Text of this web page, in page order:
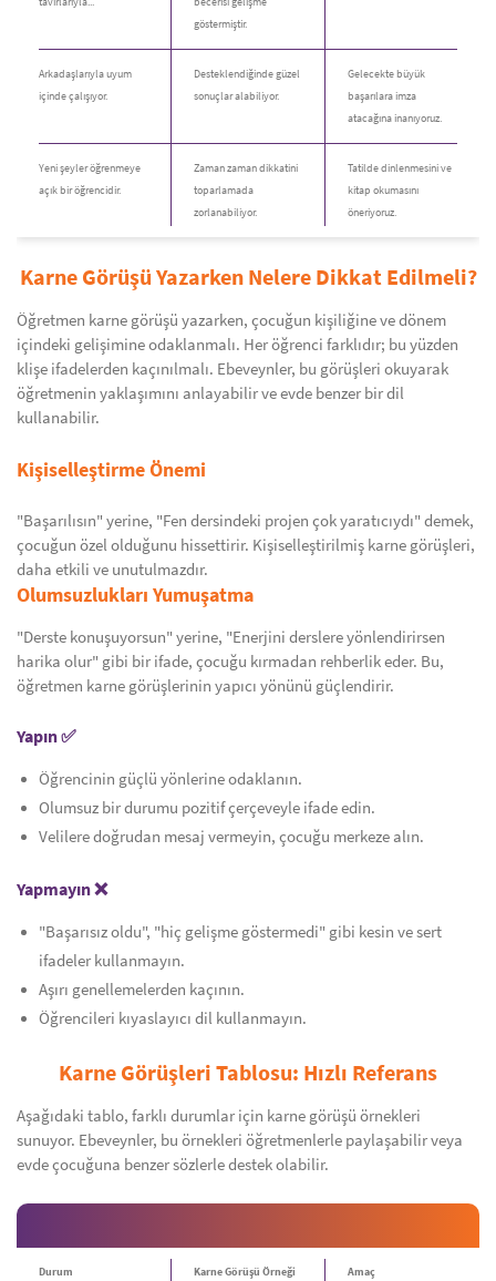
göstermiştir.
Arkadaşlarıyla uyum
içinde çalışıyor.
Desteklendiğinde güzel
sonuçlar alabiliyor.
Gelecekte büyük
başarılara imza
atacağına inanıyoruz.
Yeni şeyler öğrenmeye
açık bir öğrencidir.
Zaman zaman dikkatini
toparlamada
zorlanabiliyor.
Tatilde dinlenmesini ve
kitap okumasını
öneriyoruz.
Karne Görüşü Yazarken Nelere Dikkat Edilmeli?
Öğretmen karne görüşü yazarken, çocuğun kişiliğine ve dönem
içindeki gelişimine odaklanmalı. Her öğrenci farklıdır; bu yüzden
klişe ifadelerden kaçınılmalı. Ebeveynler, bu görüşleri okuyarak
öğretmenin yaklaşımını anlayabilir ve evde benzer bir dil
kullanabilir.
Kişiselleştirme Önemi
"Başarılısın" yerine, "Fen dersindeki projen çok yaratıcıydı" demek,
çocuğun özel olduğunu hissettirir. Kişiselleştirilmiş karne görüşleri,
daha etkili ve unutulmazdır.
Olumsuzlukları Yumuşatma
"Derste konuşuyorsun" yerine, "Enerjini derslere yönlendirirsen
harika olur" gibi bir ifade, çocuğu kırmadan rehberlik eder. Bu,
öğretmen karne görüşlerinin yapıcı yönünü güçlendirir.
Yapın ✅
Öğrencinin güçlü yönlerine odaklanın.
Olumsuz bir durumu pozitif çerçeveyle ifade edin.
Velilere doğrudan mesaj vermeyin, çocuğu merkeze alın.
Yapmayın ❌
"Başarısız oldu", "hiç gelişme göstermedi" gibi kesin ve sert
ifadeler kullanmayın.
Aşırı genellemelerden kaçının.
Öğrencileri kıyaslayıcı dil kullanmayın.
Karne Görüşleri Tablosu: Hızlı Referans
Aşağıdaki tablo, farklı durumlar için karne görüşü örnekleri
sunuyor. Ebeveynler, bu örnekleri öğretmenlerle paylaşabilir veya
evde çocuğuna benzer sözlerle destek olabilir.
Durum Karne Görüşü Örneği Amaç